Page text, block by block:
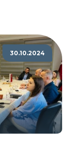
30.10.2024